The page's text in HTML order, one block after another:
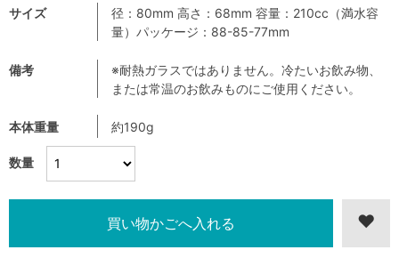
数量
サイズ
径：80mm 高さ：68mm 容量：210cc（満水容
量）パッケージ：88-85-77mm
備考
※耐熱ガラスではありません。冷たいお飲み物、
または常温のお飲みものにご使用ください。
本体重量 約190g